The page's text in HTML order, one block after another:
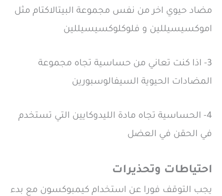
مضاد حيوي اخر من نفس مجموعة البيتالاكتام مثل
اموكسيسيللين و فلوكلوكسيسيللين
3- اذا كنت تعاني من حساسية تجاه مجموعة
المضادات الحيوية السيفالوسبورين
4- الحساسية تجاه مادة الليدوكايين التي تستخدم
في الحقن في العضل
احتياطات وتحذيرات
يجب التوقف فورا عن استخدام كيمبوكسون مع بدء